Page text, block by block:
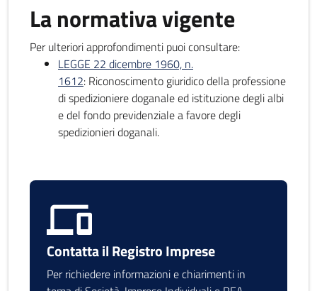
La normativa vigente
Per ulteriori approfondimenti puoi consultare:
LEGGE 22 dicembre 1960, n.
1612: Riconoscimento giuridico della professione
di spedizioniere doganale ed istituzione degli albi
e del fondo previdenziale a favore degli
spedizionieri doganali.
Contatta il Registro Imprese
Per richiedere informazioni e chiarimenti in